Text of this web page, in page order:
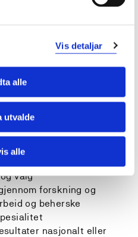
Vis detaljar
alle
utvalde
alle
og vise kritisk
forskningsresultater
med tanke på relevante
valg
forskning og
og beherske
nasjonalt eller